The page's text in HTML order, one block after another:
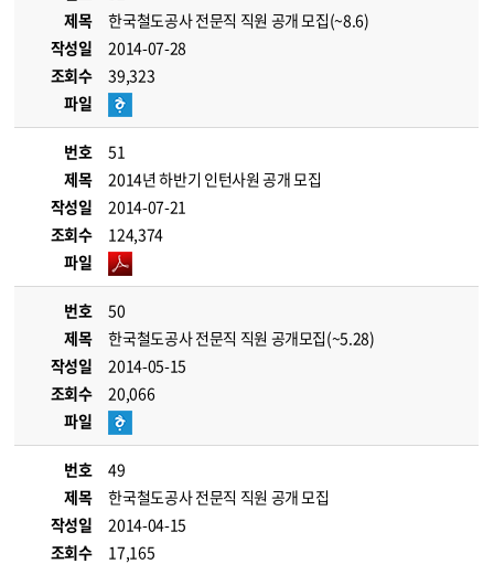
제목
한국철도공사 전문직 직원 공개 모집(~8.6)
작성일
2014-07-28
조회수
39,323
파일
번호
51
제목
2014년 하반기 인턴사원 공개 모집
작성일
2014-07-21
조회수
124,374
파일
번호
50
제목
한국철도공사 전문직 직원 공개모집(~5.28)
작성일
2014-05-15
조회수
20,066
파일
번호
49
제목
한국철도공사 전문직 직원 공개 모집
작성일
2014-04-15
조회수
17,165